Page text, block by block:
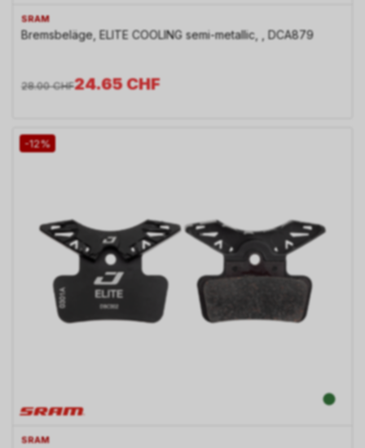
SRAM
Bremsbeläge, ELITE COOLING semi-metallic, , DCA879
24.65CHF
28.00 CHF
-12%
SRAM